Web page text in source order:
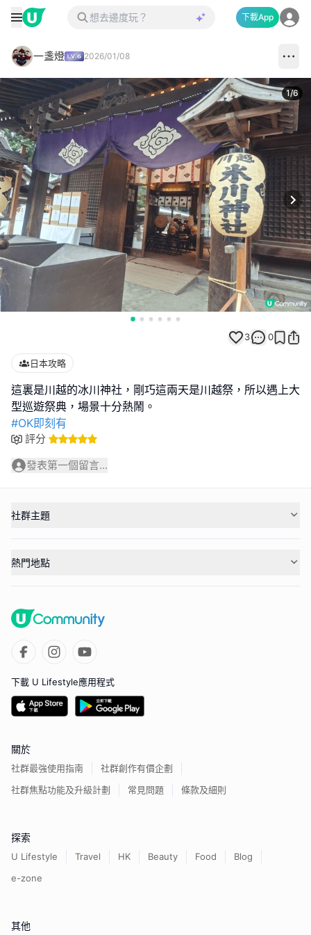
下載App
一盞燈 2026/01/08
1/6
3 0
日本攻略
這裏是川越的冰川神社，剛巧這兩天是川越祭，所以遇上大
#OK即刻有
評分
發表第一個留言...
社群主題
熱門地點
下載 U Lifestyle應用程式
關於
社群最強使用指南
社群創作有價企劃
社群焦點功能及升級計劃
常見問題 條款及細則
探索
U Lifestyle Travel HK Beauty Food
Blog
e-zone
其他